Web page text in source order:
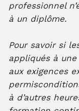
professionnel
à un diplôme.
Pour savoir si
appliqués à
aux exigences
à d’autres